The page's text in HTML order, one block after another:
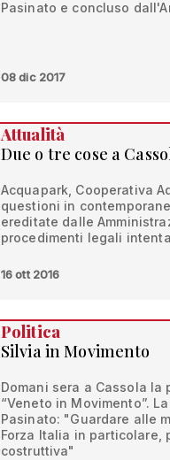
Pasinato e concluso
08 dic 2017
Attualità
Due o tre cose a
Acquapark, Cooperativa
questioni in
ereditate dalle
procedimenti legali
16 ott 2016
Politica
Silvia in Movimento
Domani sera a Cassola
“Veneto in Movimento”.
Pasinato: "Guardare alle
Forza Italia in
costruttiva"